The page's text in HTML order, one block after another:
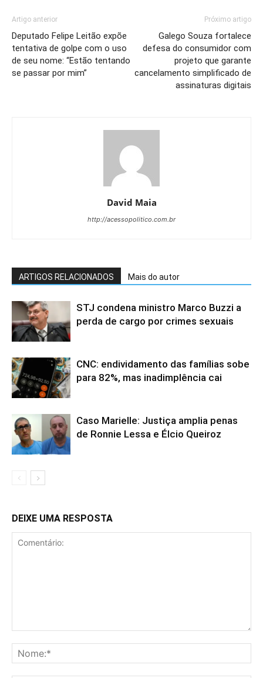
Artigo anterior
Deputado Felipe Leitão expõe
tentativa de golpe com o uso
de seu nome: “Estão tentando
se passar por mim”
Próximo artigo
Galego Souza fortalece
defesa do consumidor com
projeto que garante
cancelamento simplificado de
assinaturas digitais
David Maia
http://acessopolitico.com.br
ARTIGOS RELACIONADOS Mais do autor
STJ condena ministro Marco Buzzi a
perda de cargo por crimes sexuais
CNC: endividamento das famílias sobe
para 82%, mas inadimplência cai
Caso Marielle: Justiça amplia penas
de Ronnie Lessa e Élcio Queiroz
DEIXE UMA RESPOSTA